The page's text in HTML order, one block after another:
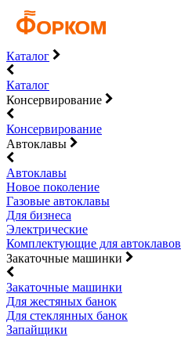
Каталог
Каталог
Консервирование
Консервирование
Автоклавы
Автоклавы
Новое поколение
Газовые автоклавы
Для бизнеса
Электрические
Комплектующие для автоклавов
Закаточные машинки
Закаточные машинки
Для жестяных банок
Для стеклянных банок
Запайщики